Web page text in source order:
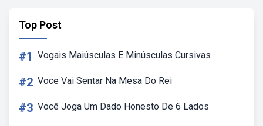
Top Post
#1 Vogais Maiúsculas E Minúsculas Cursivas
#2 Voce Vai Sentar Na Mesa Do Rei
#3 Você Joga Um Dado Honesto De 6 Lados